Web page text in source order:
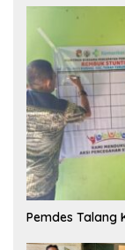
Pemdes Talang